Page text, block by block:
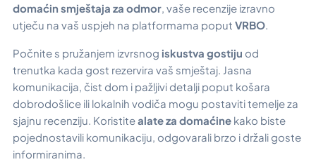
domaćin smještaja za odmor, vaše recenzije izravno
utječu na vaš uspjeh na platformama poput VRBO.
Počnite s pružanjem izvrsnog iskustva gostiju od
trenutka kada gost rezervira vaš smještaj. Jasna
komunikacija, čist dom i pažljivi detalji poput košara
dobrodošlice ili lokalnih vodiča mogu postaviti temelje za
sjajnu recenziju. Koristitealate za domaćine kako biste
pojednostavili komunikaciju, odgovarali brzo i držali goste
informiranima.